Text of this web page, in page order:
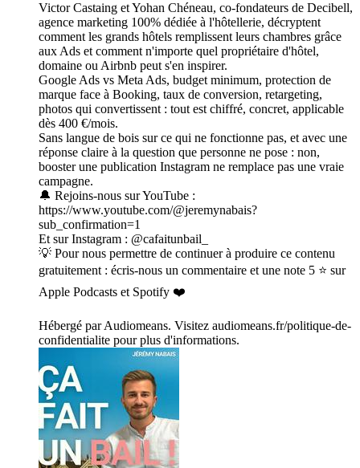
Victor Castaing et Yohan Chéneau, co-fondateurs de Decibell,
agence marketing 100% dédiée à l'hôtellerie, décryptent
comment les grands hôtels remplissent leurs chambres grâce
aux Ads et comment n'importe quel propriétaire d'hôtel,
domaine ou Airbnb peut s'en inspirer.
Google Ads vs Meta Ads, budget minimum, protection de
marque face à Booking, taux de conversion, retargeting,
photos qui convertissent : tout est chiffré, concret, applicable
dès 400 €/mois.
Sans langue de bois sur ce qui ne fonctionne pas, et avec une
réponse claire à la question que personne ne pose : non,
booster une publication Instagram ne remplace pas une vraie
campagne.
🔔 Rejoins-nous sur YouTube :
https://www.youtube.com/@jeremynabais?
sub_confirmation=1
Et sur Instagram : @cafaitunbail_
💡 Pour nous permettre de continuer à produire ce contenu
gratuitement : écris-nous un commentaire et une note 5 ⭐ sur
Apple Podcasts et Spotify ❤️
Hébergé par Audiomeans. Visitez audiomeans.fr/politique-de-
confidentialite pour plus d'informations.